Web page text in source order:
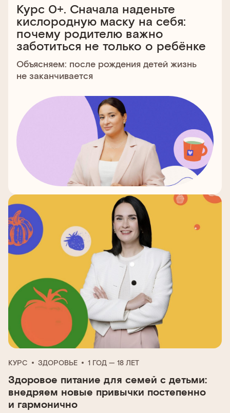
Курс 0+. Сначала наденьте
кислородную маску на себя:
почему родителю важно
заботиться не только о ребёнке
Объясняем: после рождения детей жизнь
не заканчивается
КУРС ЗДОРОВЬЕ 1 ГОД — 18 ЛЕТ
Здоровое питание для семей с детьми:
внедряем новые привычки постепенно
и гармонично